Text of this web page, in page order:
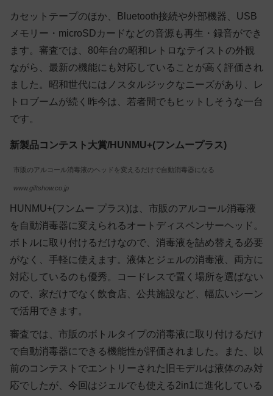
カセットテープのほか、Bluetooth接続や外部機器、USB
メモリー・microSDカードなどの音源も再生・録音ができ
ます。審査では、80年台の昭和レトロなテイストの外観
ながら、最新の機能にも対応していることが高く評価され
ました。昭和世代にはノスタルジックなニーズがあり、レ
トロブームが続く昨今は、若者間でもヒットしそうな一台
です。
新製品コンテスト大賞/HUNMU+(フンムープラス)
市販のアルコール消毒液のヘッドを変えるだけで自動消毒器になる
www.giftshow.co.jp
HUNMU+(フンムー プラス)は、市販のアルコール消毒液
を自動消毒器に変えられるオートディスペンサーヘッド。
ボトルに取り付けるだけなので、消毒液を詰め替える必要
がなく、手軽に使えます。液体とジェルの消毒液、両方に
対応しているのも優秀。コードレスで置く場所を選ばない
ので、家だけでなく飲食店、公共施設など、幅広いシーン
で活用できます。
審査では、市販のボトルタイプの消毒液に取り付けるだけ
で自動消毒器にできる機能性が評価されました。また、以
前のコンテストでエントリーされた旧モデルは液体のみ対
応でしたが、今回はジェルでも使える2in1に進化している